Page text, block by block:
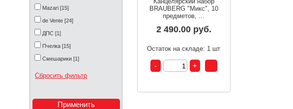
Mazari [15]
de Vente [24]
ДПС [1]
Пчелка [15]
Смешарики [1]
Сбросить фильтр
BRAUBERG "Микс", 10
предметов, ...
2 490.00 руб.
Остаток на складе: 1 шт